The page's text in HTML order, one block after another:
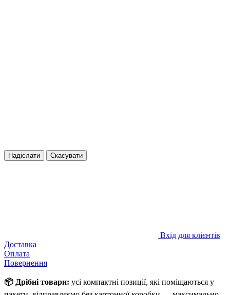
Надіслати Скасувати
Вхід для клієнтів
Доставка
Оплата
Повернення
📦 Дрібні товари: усі компактні позиції, які поміщаються у